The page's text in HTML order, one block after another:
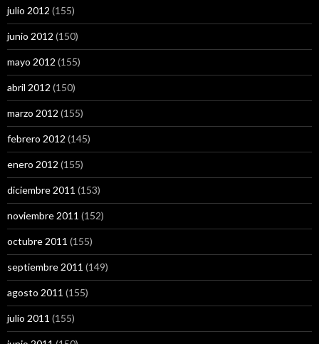
julio 2012 (155)
junio 2012 (150)
mayo 2012 (155)
abril 2012 (150)
marzo 2012 (155)
febrero 2012 (145)
enero 2012 (155)
diciembre 2011 (153)
noviembre 2011 (152)
octubre 2011 (155)
septiembre 2011 (149)
agosto 2011 (155)
julio 2011 (155)